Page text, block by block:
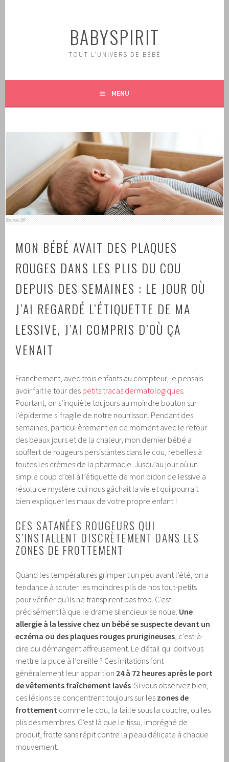
BABYSPIRIT
TOUT L'UNIVERS DE BÉBÉ
MENU
Source: DR
MON BÉBÉ AVAIT DES PLAQUES
ROUGES DANS LES PLIS DU COU
DEPUIS DES SEMAINES : LE JOUR OÙ
J’AI REGARDÉ L’ÉTIQUETTE DE MA
LESSIVE, J’AI COMPRIS D’OÙ ÇA
VENAIT
Franchement, avec trois enfants au compteur, je pensais
avoir fait le tour des petits tracas dermatologiques
Pourtant, on s’inquiète toujours au moindre bouton sur
l’épiderme si fragile de notre nourrisson. Pendant des
semaines, particulièrement en ce moment avec le retour
des beaux jours et de la chaleur, mon dernier bébé a
souffert de rougeurs persistantes dans le cou, rebelles à
toutes les crèmes de la pharmacie. Jusqu’au jour où un
simple coup d’œil à l’étiquette de mon bidon de lessive a
résolu ce mystère qui nous gâchait la vie et qui pourrait
bien expliquer les maux de votre propre enfant !
CES SATANÉES ROUGEURS QUI
S’INSTALLENT DISCRÈTEMENT DANS LES
ZONES DE FROTTEMENT
Quand les températures grimpent un peu avant l’été, on a
tendance à scruter les moindres plis de nos tout-petits
pour vérifier qu’ils ne transpirent pas trop. C’est
précisément là que le drame silencieux se noue. Une
allergie à la lessive chez un bébé se suspecte devant un
eczéma ou des plaques rouges prurigineuses , c’est-à-
dire qui démangent affreusement. Le détail qui doit vous
mettre la puce à l’oreille ? Ces irritations font
généralement leur apparition 24 à 72 heures après le port
de vêtements fraîchement lavés . Si vous observez bien,
ces lésions se concentrent toujours sur les zones de
frottement comme le cou, la taille sous la couche, ou les
plis des membres. C’est là que le tissu, imprégné de
produit, frotte sans répit contre la peau délicate à chaque
mouvement.